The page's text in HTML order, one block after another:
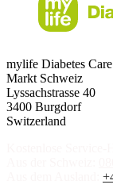
mylife Diabetes
Markt Schweiz
Lyssachstrasse 40
3400 Burgdorf
Switzerland